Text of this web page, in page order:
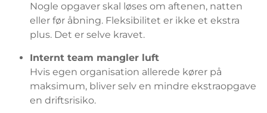
Nogle opgaver skal løses om aftenen, natten
eller før åbning. Fleksibilitet er ikke et ekstra
plus. Det er selve kravet.
Internt team mangler luft
Hvis egen organisation allerede kører på
maksimum, bliver selv en mindre ekstraopgave
en driftsrisiko.